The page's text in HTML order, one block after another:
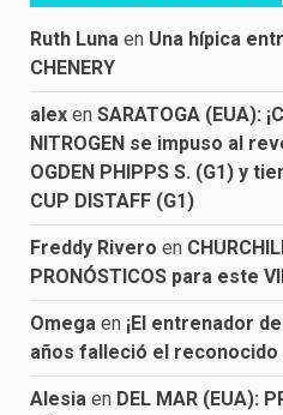
Ruth Luna en Una hípica
CHENERY
alex en SARATOGA (EUA):
NITROGEN se impuso al
OGDEN PHIPPS S. (G1) y
CUP DISTAFF (G1)
Freddy Rivero en
PRONÓSTICOS para este
Omega en ¡El entrenador
años falleció el reconocido
Alesia en DEL MAR (EUA):